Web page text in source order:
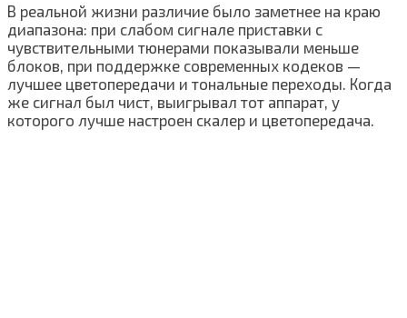
В реальной жизни различие было заметнее на краю
диапазона: при слабом сигнале приставки с
чувствительными тюнерами показывали меньше
блоков, при поддержке современных кодеков —
лучшее цветопередачи и тональные переходы. Когда
же сигнал был чист, выигрывал тот аппарат, у
которого лучше настроен скалер и цветопередача.